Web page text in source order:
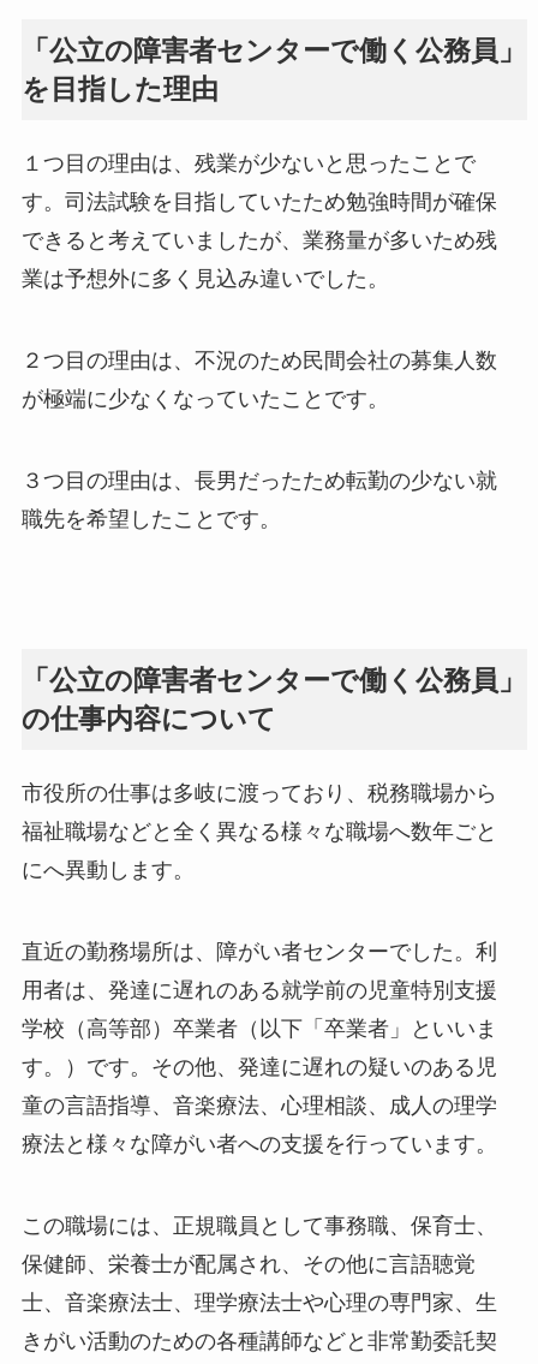
「公立の障害者センターで働く公務員」
を目指した理由
１つ目の理由は、残業が少ないと思ったことで
す。司法試験を目指していたため勉強時間が確保
できると考えていましたが、業務量が多いため残
業は予想外に多く見込み違いでした。
２つ目の理由は、不況のため民間会社の募集人数
が極端に少なくなっていたことです。
３つ目の理由は、長男だったため転勤の少ない就
職先を希望したことです。
「公立の障害者センターで働く公務員」
の仕事内容について
市役所の仕事は多岐に渡っており、税務職場から
福祉職場などと全く異なる様々な職場へ数年ごと
にへ異動します。
直近の勤務場所は、障がい者センターでした。利
用者は、発達に遅れのある就学前の児童特別支援
学校（高等部）卒業者（以下「卒業者」といいま
す。）です。その他、発達に遅れの疑いのある児
童の言語指導、音楽療法、心理相談、成人の理学
療法と様々な障がい者への支援を行っています。
この職場には、正規職員として事務職、保育士、
保健師、栄養士が配属され、その他に言語聴覚
士、音楽療法士、理学療法士や心理の専門家、生
きがい活動のための各種講師などと非常勤委託契